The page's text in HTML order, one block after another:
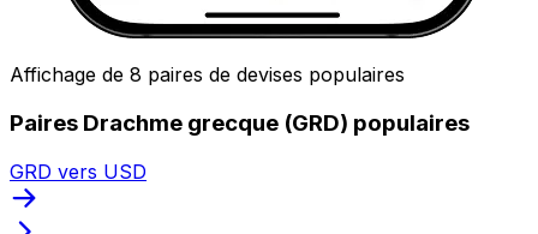
Affichage de 8 paires de devises populaires
Paires Drachme grecque (GRD) populaires
GRD vers USD